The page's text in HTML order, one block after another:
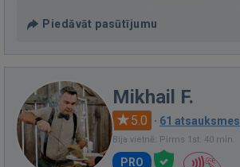
Piedāvāt pasūtījumu
Mikhail F.
5.0 · 61 atsauksmes
Bija vietnē: Pirms 1st. 40 min.
PRO